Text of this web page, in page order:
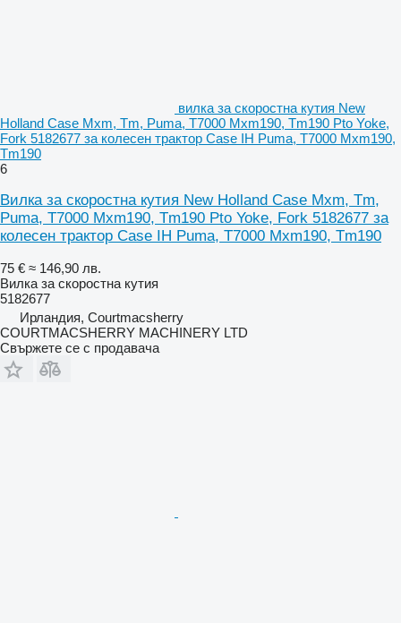
вилка за скоростна кутия New
Holland Case Mxm, Tm, Puma, T7000 Mxm190, Tm190 Pto Yoke,
Fork 5182677 за колесен трактор Case IH Puma, T7000 Mxm190,
Tm190
6
Вилка за скоростна кутия New Holland Case Mxm, Tm,
Puma, T7000 Mxm190, Tm190 Pto Yoke, Fork 5182677 за
колесен трактор Case IH Puma, T7000 Mxm190, Tm190
75 € ≈ 146,90 лв.
Вилка за скоростна кутия
5182677
Ирландия, Courtmacsherry
COURTMACSHERRY MACHINERY LTD
Свържете се с продавача